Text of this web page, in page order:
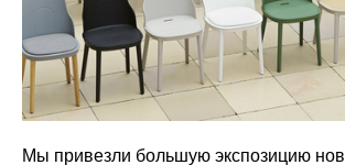
Мы привезли большую экспозицию